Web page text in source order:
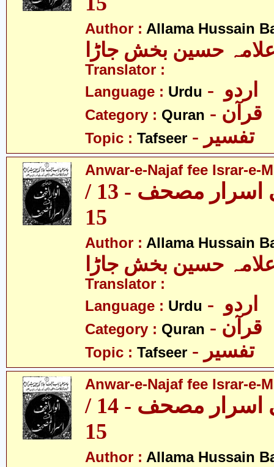
Author : Allama Hussain
حسین بخش جاڑا
Translator :
Language : Urdu
Category : Quran - قرآن
Topic : Tafseer - تفسیر
Anwar-e-Najaf fee Israr-e-
انوار نجف فی اسرار مصحف - 13 /
15
Author : Allama Hussain
حسین بخش جاڑا
Translator :
Language : Urdu
Category : Quran - قرآن
Topic : Tafseer - تفسیر
Anwar-e-Najaf fee Israr-e-
انوار نجف فی اسرار مصحف - 14 /
15
Author : Allama Hussain